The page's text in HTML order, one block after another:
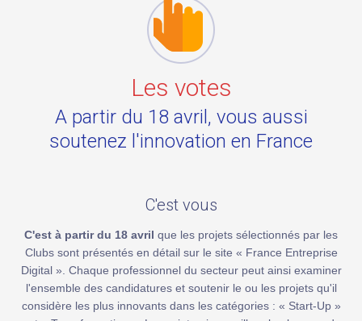
Les votes
A partir du 18 avril, vous aussi
soutenez l'innovation en France
C'est vous
C'est à partir du 18 avril que les projets sélectionnés par les
Clubs sont présentés en détail sur le site « France Entreprise
Digital ». Chaque professionnel du secteur peut ainsi examiner
l'ensemble des candidatures et soutenir le ou les projets qu'il
considère les plus innovants dans les catégories : « Start-Up »